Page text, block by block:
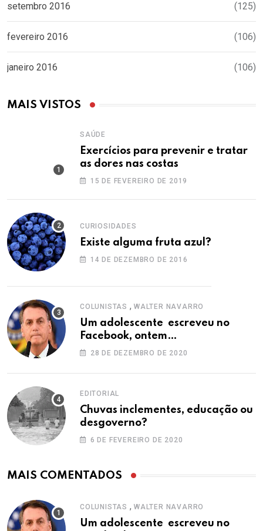
setembro 2016 (125)
fevereiro 2016 (106)
janeiro 2016 (106)
MAIS VISTOS
SAÚDE
Exercícios para prevenir e tratar
as dores nas costas
15 DE FEVEREIRO DE 2019
CURIOSIDADES
Existe alguma fruta azul?
14 DE DEZEMBRO DE 2016
COLUNISTAS , WALTER NAVARRO
Um adolescente escreveu no
Facebook, ontem…
28 DE DEZEMBRO DE 2020
EDITORIAL
Chuvas inclementes, educação ou
desgoverno?
6 DE FEVEREIRO DE 2020
MAIS COMENTADOS
COLUNISTAS , WALTER NAVARRO
Um adolescente escreveu no